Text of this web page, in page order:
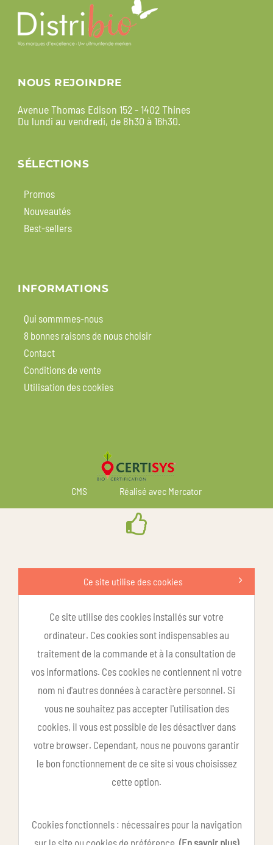
NOUS REJOINDRE
Avenue Thomas Edison 152 - 1402 Thines
Du lundi au vendredi, de 8h30 à 16h30.
SÉLECTIONS
Promos
Nouveautés
Best-sellers
INFORMATIONS
Qui sommmes-nous
8 bonnes raisons de nous choisir
Contact
Conditions de vente
Utilisation des cookies
CMS Réalisé avec Mercator
Ce site utilise des cookies
Ce site utilise des cookies installés sur votre
ordinateur. Ces cookies sont indispensables au
traitement de la commande et à la consultation de
vos informations. Ces cookies ne contiennent ni votre
nom ni d'autres données à caractère personnel. Si
vous ne souhaitez pas accepter l'utilisation des
cookies, il vous est possible de les désactiver dans
votre browser. Cependant, nous ne pouvons garantir
le bon fonctionnement de ce site si vous choisissez
cette option.
Cookies fonctionnels : nécessaires pour la navigation